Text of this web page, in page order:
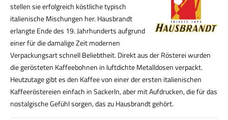
stellen sie erfolgreich köstliche typisch
italienische Mischungen her. Hausbrandt
erlangte Ende des 19. Jahrhunderts aufgrund
einer für die damalige Zeit modernen
Verpackungsart schnell Beliebtheit. Direkt aus der Rösterei wurden
die gerösteten Kaffeebohnen in luftdichte Metalldosen verpackt.
Heutzutage gibt es den Kaffee von einer der ersten italienischen
Kaffeeröstereien einfach in Sackerln, aber mit Aufdrucken, die für das
nostalgische Gefühl sorgen, das zu Hausbrandt gehört.